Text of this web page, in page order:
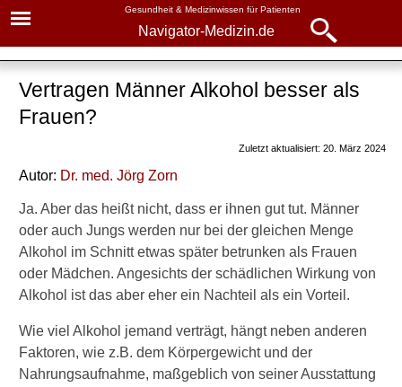
Gesundheit & Medizinwissen für Patienten
Navigator-Medizin.de
Vertragen Männer Alkohol besser als
Frauen?
Zuletzt aktualisiert: 20. März 2024
Autor: Dr. med. Jörg Zorn
Ja. Aber das heißt nicht, dass er ihnen gut tut. Männer
oder auch Jungs werden nur bei der gleichen Menge
Alkohol im Schnitt etwas später betrunken als Frauen
oder Mädchen. Angesichts der schädlichen Wirkung von
Alkohol ist das aber eher ein Nachteil als ein Vorteil.
Wie viel Alkohol jemand verträgt, hängt neben anderen
Faktoren, wie z.B. dem Körpergewicht und der
Nahrungsaufnahme, maßgeblich von seiner Ausstattung
Navigator-Medizin.de
► News
► Therapieverfahren
► Gesundheitsthemen
Navigator-
Medizin.de
▾
Gesundheitsthemen
Auswirkungen
Alkohol und Herzinfarkt
Alkohol und Schlaganfall
Alkohol und Krebs
Alkohol und Übergewicht